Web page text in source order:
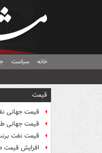
خانه سیاست
قیمت
قیمت جهانی نفت
قیمت جهانی طلا
قیمت نفت برنت به ۷۹
افزایش قیمت